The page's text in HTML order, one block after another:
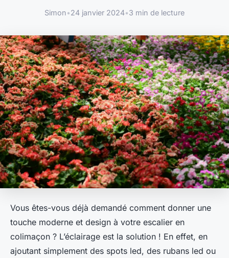
Simon•24 janvier 2024•3 min de lecture
Vous êtes-vous déjà demandé comment donner une
touche moderne et design à votre escalier en
colimaçon ? L’éclairage est la solution ! En effet, en
ajoutant simplement des spots led, des rubans led ou